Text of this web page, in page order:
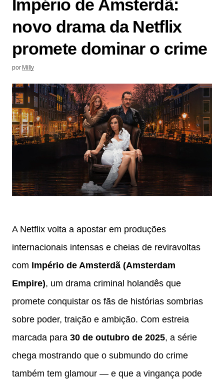
Império de Amsterdã:
novo drama da Netflix
promete dominar o crime
por Milly
A Netflix volta a apostar em produções
internacionais intensas e cheias de reviravoltas
com Império de Amsterdã (Amsterdam
Empire), um drama criminal holandês que
promete conquistar os fãs de histórias sombrias
sobre poder, traição e ambição. Com estreia
marcada para 30 de outubro de 2025, a série
chega mostrando que o submundo do crime
também tem glamour — e que a vingança pode